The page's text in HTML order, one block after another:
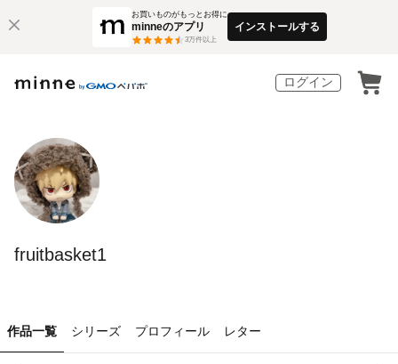
お買いものがもっとお得に
minneのアプリ
3万件以上
インストールする
ログイン
fruitbasket1
作品一覧 シリーズ プロフィール レター